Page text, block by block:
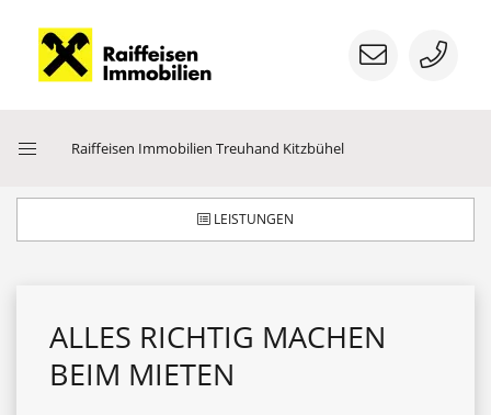
MenüRaiffeisen Immobilien Treuhand Kitzbühel
LEISTUNGEN
ALLES RICHTIG MACHEN
BEIM MIETEN